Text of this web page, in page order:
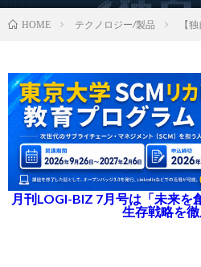
HOME テクノロジー/製品 【
月刊LOGI-BIZ 7月号は「未来を
生存戦略を